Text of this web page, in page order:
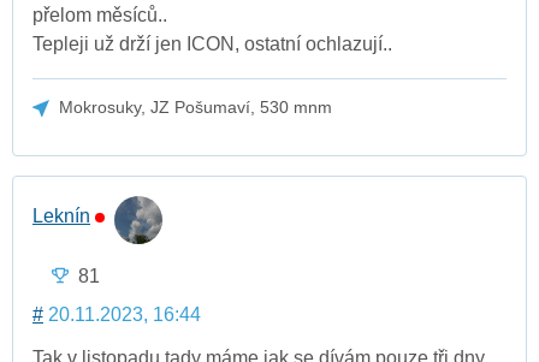
přelom měsíců..
Tepleji už drží jen ICON, ostatní ochlazují..
Mokrosuky, JZ Pošumaví, 530 mnm
Leknín
81
# 20.11.2023, 16:44
Tak v listopadu tady máme jak se dívám pouze tři dny